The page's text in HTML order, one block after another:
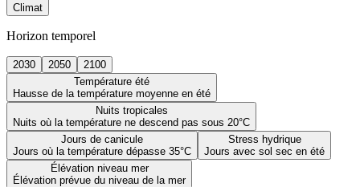
Climat
Horizon temporel
2030 2050
2100
Température été
Hausse de la température moyenne en été
Nuits tropicales
Nuits où la température ne descend pas sous 20°C
Jours de canicule
Jours où la température dépasse 35°C
Stress hydrique
Jours avec sol sec en été
Élévation niveau mer
Élévation prévue du niveau de la mer